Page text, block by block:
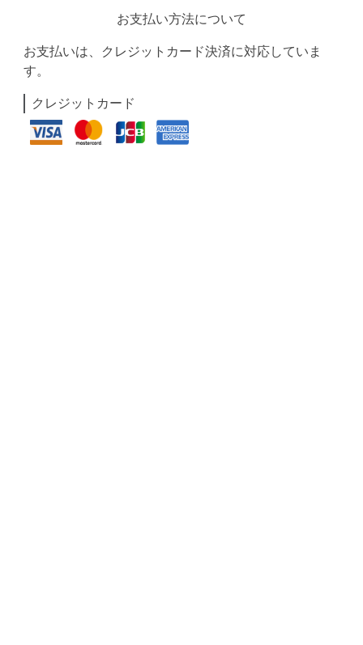
お支払い方法について
お支払いは、クレジットカード決済に対応していま
す。
クレジットカード